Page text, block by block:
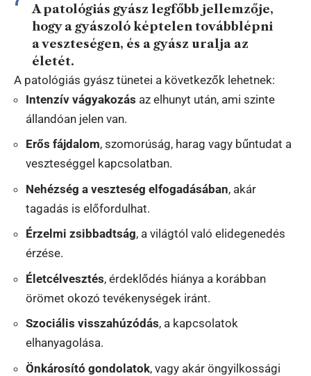
A patológiás gyász legfőbb jellemzője,
hogy a gyászoló képtelen továbblépni
a veszteségen, és a gyász uralja az
életét.
A patológiás gyász tünetei a következők lehetnek:
Intenzív vágyakozás az elhunyt után, ami szinte
állandóan jelen van.
Erős fájdalom, szomorúság, harag vagy bűntudat a
veszteséggel kapcsolatban.
Nehézség a veszteség elfogadásában, akár
tagadás is előfordulhat.
Érzelmi zsibbadtság, a világtól való elidegenedés
érzése.
Életcélvesztés, érdeklődés hiánya a korábban
örömet okozó tevékenységek iránt.
Szociális visszahúzódás, a kapcsolatok
elhanyagolása.
Önkárosító gondolatok, vagy akár öngyilkossági